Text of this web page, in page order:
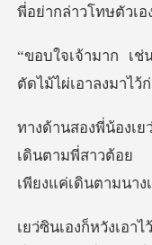
พี่อ
ตัดไ
เดินตามพี่สาวต้อ